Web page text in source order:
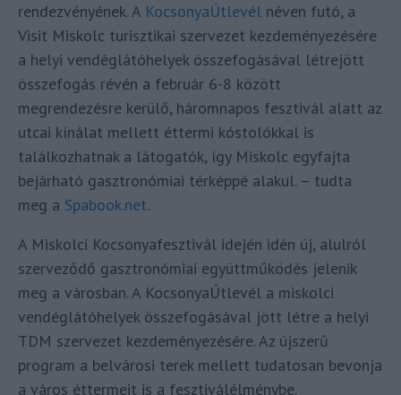
rendezvényének. A KocsonyaÚtlevél néven futó, a
Visit Miskolc turisztikai szervezet kezdeményezésére
a helyi vendéglátóhelyek összefogásával létrejött
összefogás révén a február 6-8 között
megrendezésre kerülő, háromnapos fesztivál alatt az
utcai kínálat mellett éttermi kóstolókkal is
találkozhatnak a látogatók, így Miskolc egyfajta
bejárható gasztronómiai térképpé alakul. – tudta
meg a Spabook.net.
A Miskolci Kocsonyafesztivál idején idén új, alulról
szerveződő gasztronómiai együttműködés jelenik
meg a városban. A KocsonyaÚtlevél a miskolci
vendéglátóhelyek összefogásával jött létre a helyi
TDM szervezet kezdeményezésére. Az újszerű
program a belvárosi terek mellett tudatosan bevonja
a város éttermeit is a fesztiválélménybe.